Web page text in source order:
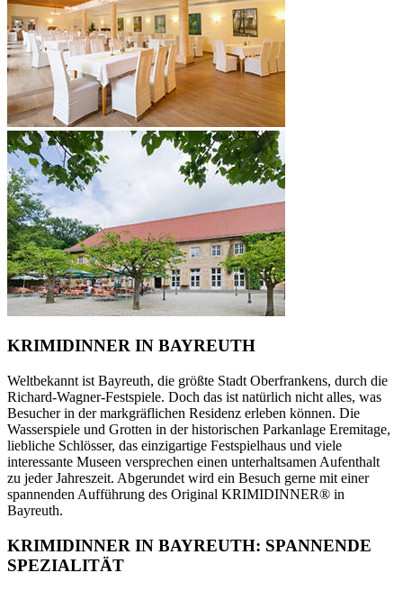
KRIMIDINNER IN BAYREUTH
Weltbekannt ist Bayreuth, die größte Stadt Oberfrankens, durch die
Richard-Wagner-Festspiele. Doch das ist natürlich nicht alles, was
Besucher in der markgräflichen Residenz erleben können. Die
Wasserspiele und Grotten in der historischen Parkanlage Eremitage,
liebliche Schlösser, das einzigartige Festspielhaus und viele
interessante Museen versprechen einen unterhaltsamen Aufenthalt
zu jeder Jahreszeit. Abgerundet wird ein Besuch gerne mit einer
spannenden Aufführung des Original KRIMIDINNER® in
Bayreuth.
KRIMIDINNER IN BAYREUTH: SPANNENDE
SPEZIALITÄT